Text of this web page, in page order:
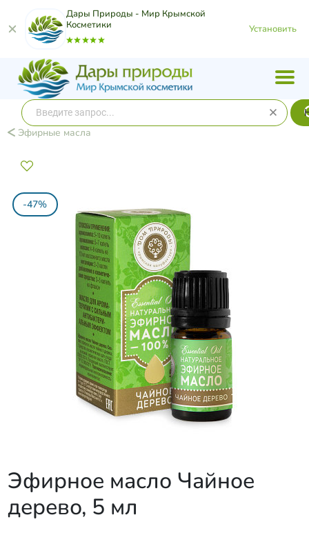
Дары Природы - Мир Крымской
Косметики
Установить
Эфирные масла
-47%
Эфирное масло Чайное
дерево, 5 мл